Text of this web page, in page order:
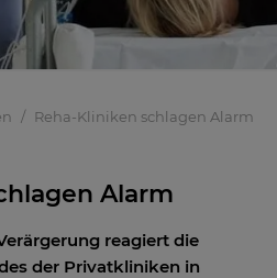
Reha-Kliniken schlagen Alarm
Alarm
reagiert die
der Privatkliniken in